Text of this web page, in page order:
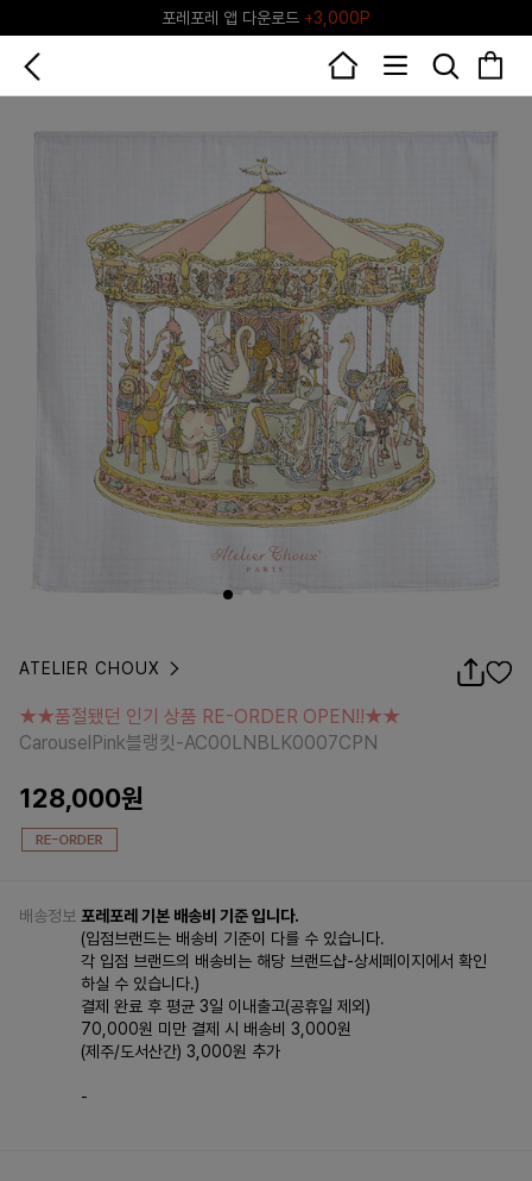
포레포레 앱 다운로드 +3,000P
♥그린포레♥ 포레포레 공식 리세일 마켓
ATELIER CHOUX
CarouselPink블랭킷-AC00LNBLK0007CPN
★★품절됐던 인기 상품 RE-ORDER OPEN!!★★
CarouselPink블랭킷-AC00LNBLK0007CPN
128,000원
배송정보 포레포레 기본 배송비 기준 입니다.
(입점브랜드는 배송비 기준이 다를 수 있습니다.
각 입점 브랜드의 배송비는 해당 브랜드샵-상세페이지에서 확인
하실 수 있습니다.)
결제 완료 후 평균 3일 이내출고(공휴일 제외)
70,000원 미만 결제 시 배송비 3,000원
(제주/도서산간) 3,000원 추가
-